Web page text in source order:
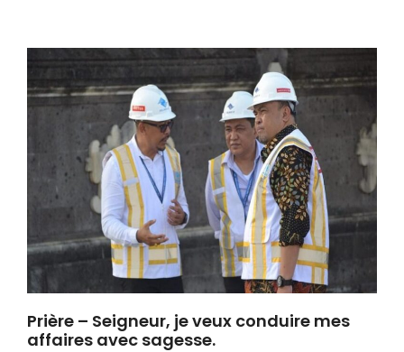
Prière – Seigneur, je veux conduire mes
affaires avec sagesse.